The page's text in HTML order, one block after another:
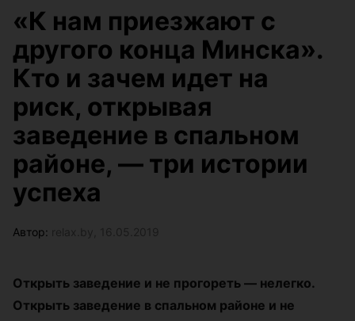
«К нам приезжают с
другого конца Минска».
Кто и зачем идет на
риск, открывая
заведение в спальном
районе, — три истории
успеха
Автор:
Открыть заведение и не прогореть — нелегко.
Открыть заведение в спальном районе и не